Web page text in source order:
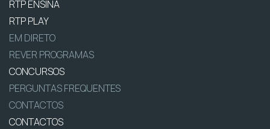
RTP ENSINA
RTP PLAY
EM DIRETO
REVER PROGRAMAS
CONCURSOS
PERGUNTAS FREQUENTES
CONTACTOS
CONTACTOS